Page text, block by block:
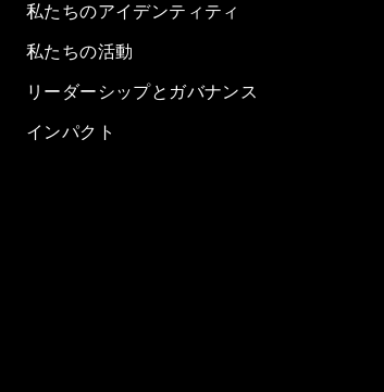
私たちのアイデンティティ
私たちの活動
リーダーシップとガバナンス
インパクト